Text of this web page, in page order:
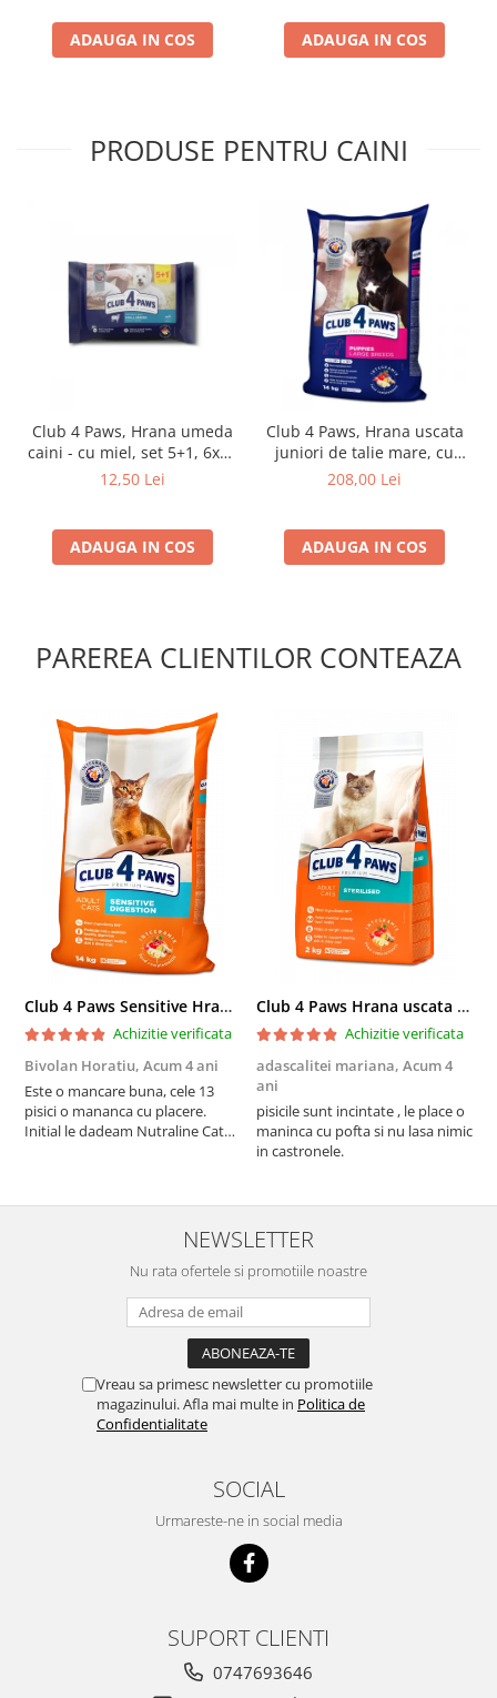
ADAUGA IN COS ADAUGA IN COS
PRODUSE PENTRU CAINI
Club 4 Paws, Hrana umeda
caini - cu miel, set 5+1, 6x80
g
12,50 Lei
ADAUGA IN COS
Club 4 Paws, Hrana uscata
juniori de talie mare, cu
pui, 14kg
208,00 Lei
ADAUGA IN COS
PAREREA CLIENTILOR CONTEAZA
Club 4 Paws Sensitive Hrana uscata pisici adulte, 14kg
Achizitie verificata
Bivolan Horatiu, Acum 4 ani
Este o mancare buna, cele 13
pisici o mananca cu placere.
Initial le dadeam Nutraline Cat
nu o mananca cu placere. Eu
sunt multumit si voi continua cu
Club 4 Paws Hrana uscata pisici sterilizate, 2kg
Achizitie verificata
adascalitei mariana, Acum 4
ani
pisicile sunt incintate , le place o
maninca cu pofta si nu lasa nimic
in castronele.
NEWSLETTER
Nu rata ofertele si promotiile noastre
Vreau sa primesc newsletter cu promotiile
magazinului. Afla mai multe in Politica de
Confidentialitate
SOCIAL
Urmareste-ne in social media
SUPORT CLIENTI
0747693646